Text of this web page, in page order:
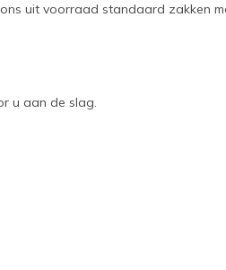
uit voorraad standaard zakken
u aan de slag.